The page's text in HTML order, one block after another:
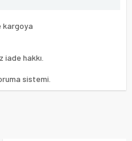
kargoya
iade hakkı.
sistemi.